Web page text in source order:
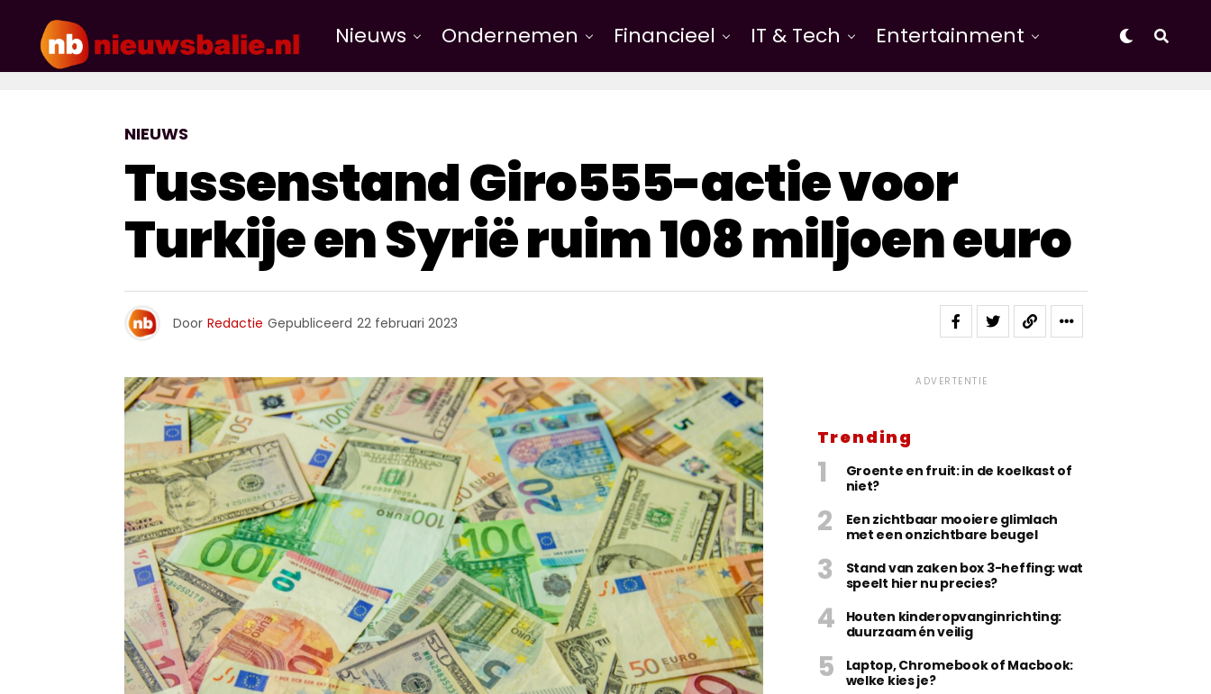
Nieuws Ondernemen Financieel IT & Tech Entertainment
NIEUWS
Tussenstand Giro555-actie voor
Turkije en Syrië ruim 108 miljoen euro
Door Redactie Gepubliceerd 22 februari 2023
ADVERTENTIE
Trending
Groente en fruit: in de koelkast of
niet?
Een zichtbaar mooiere glimlach
met een onzichtbare beugel
Stand van zaken box 3-heffing: wat
speelt hier nu precies?
Houten kinderopvanginrichting:
duurzaam én veilig
Laptop, Chromebook of Macbook:
welke kies je?